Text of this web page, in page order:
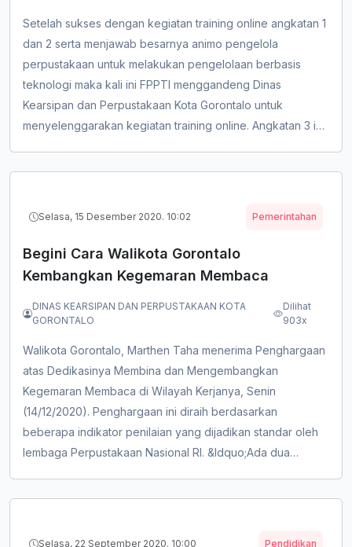
Setelah sukses dengan kegiatan training online angkatan 1
dan 2 serta menjawab besarnya animo pengelola
perpustakaan untuk melakukan pengelolaan berbasis
teknologi maka kali ini FPPTI menggandeng Dinas
Kearsipan dan Perpustakaan Kota Gorontalo untuk
menyelenggarakan kegiatan training online. Angkatan 3 ini
Selasa, 15 Desember 2020. 10:02 Pemerintahan
Begini Cara Walikota Gorontalo
Kembangkan Kegemaran Membaca
DINAS KEARSIPAN DAN PERPUSTAKAAN KOTA
GORONTALO
Dilihat
903x
Walikota Gorontalo, Marthen Taha menerima Penghargaan
atas Dedikasinya Membina dan Mengembangkan
Kegemaran Membaca di Wilayah Kerjanya, Senin
(14/12/2020). Penghargaan ini diraih berdasarkan
beberapa indikator penilaian yang dijadikan standar oleh
lembaga Perpustakaan Nasional RI. &ldquo;Ada dua
Selasa, 22 September 2020. 10:00 Pendidikan